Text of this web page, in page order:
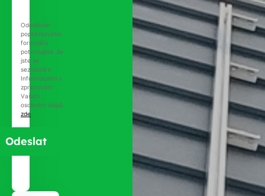
Odesláním
poptávkového
formuláře
potvrzujete, že
jste se
seznámili s
Informacemi o
zpracování
Vašich
osobních údajů
zde